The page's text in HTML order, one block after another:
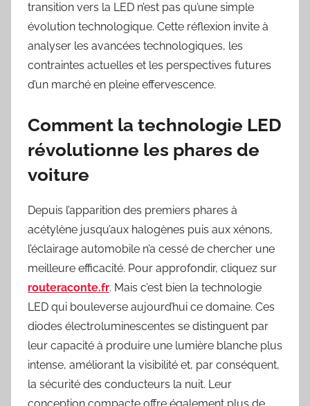
transition vers la LED n’est pas qu’une simple
évolution technologique. Cette réflexion invite à
analyser les avancées technologiques, les
contraintes actuelles et les perspectives futures
d’un marché en pleine effervescence.
Comment la technologie LED
révolutionne les phares de
voiture
Depuis l’apparition des premiers phares à
acétylène jusqu’aux halogènes puis aux xénons,
l’éclairage automobile n’a cessé de chercher une
meilleure efficacité. Pour approfondir, cliquez sur
routeraconte.fr. Mais c’est bien la technologie
LED qui bouleverse aujourd’hui ce domaine. Ces
diodes électroluminescentes se distinguent par
leur capacité à produire une lumière blanche plus
intense, améliorant la visibilité et, par conséquent,
la sécurité des conducteurs la nuit. Leur